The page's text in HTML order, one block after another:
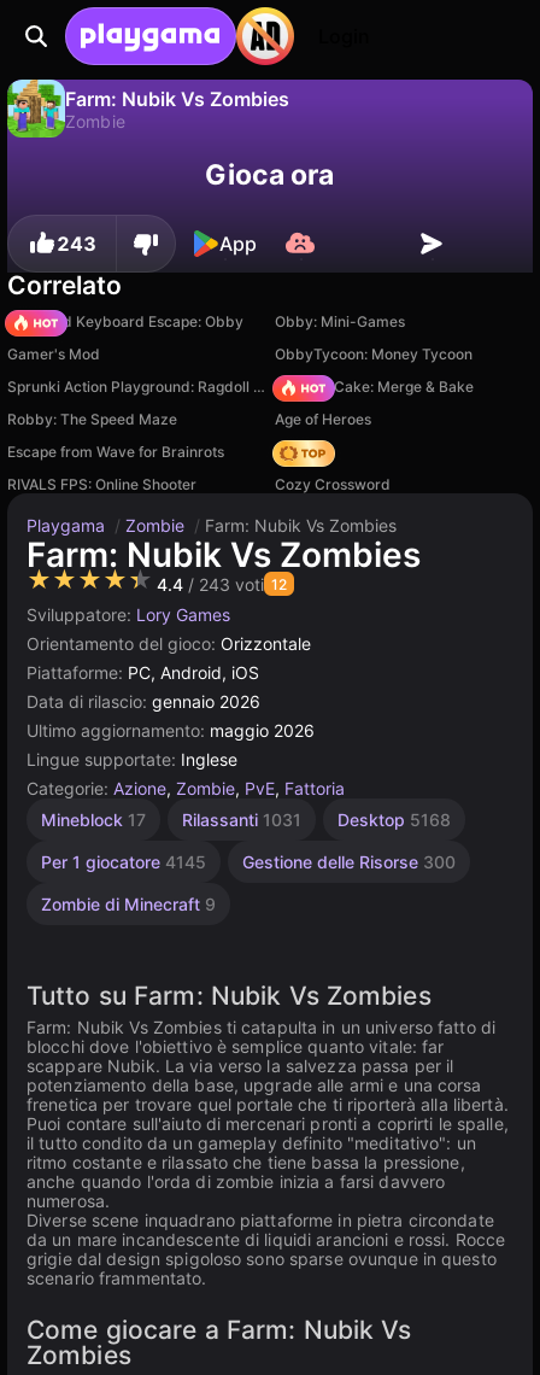
Farm: Nubik Vs Zombies
Zombie
Salva i progressi!Gioca ora
243 App
Correlato
+1 Speed Keyboard Escape: Obby
Obby: Mini-Games
Gamer's Mod
ObbyTycoon: Money Tycoon
Sprunki Action Playground: Ragdoll Sandbox Piece of Cake: Merge & Bake
Robby: The Speed Maze
Age of Heroes
Escape from Wave for Brainrots
Hedgies
RIVALS FPS: Online Shooter
Cozy Crossword
Playgama / Zombie / Farm: Nubik Vs Zombies
Farm: Nubik Vs Zombies
★★★★★ 4.4 / 243 voti 12
Sviluppatore: Lory Games
Orientamento del gioco: Orizzontale
Piattaforme: PC, Android, iOS
Data di rilascio: gennaio 2026
Ultimo aggiornamento: maggio 2026
Lingue supportate: Inglese
Categorie: Azione, Zombie, PvE, Fattoria
Mineblock 17 Rilassanti 1031 Desktop 5168
Per 1 giocatore 4145 Gestione delle Risorse 300
Zombie di Minecraft 9
Tutto su Farm: Nubik Vs Zombies
Farm: Nubik Vs Zombies ti catapulta in un universo fatto di
blocchi dove l'obiettivo è semplice quanto vitale: far
scappare Nubik. La via verso la salvezza passa per il
potenziamento della base, upgrade alle armi e una corsa
frenetica per trovare quel portale che ti riporterà alla libertà.
Puoi contare sull'aiuto di mercenari pronti a coprirti le spalle,
il tutto condito da un gameplay definito "meditativo": un
ritmo costante e rilassato che tiene bassa la pressione,
anche quando l'orda di zombie inizia a farsi davvero
numerosa.
Diverse scene inquadrano piattaforme in pietra circondate
da un mare incandescente di liquidi arancioni e rossi. Rocce
grigie dal design spigoloso sono sparse ovunque in questo
scenario frammentato.
Come giocare a Farm: Nubik Vs
Zombies